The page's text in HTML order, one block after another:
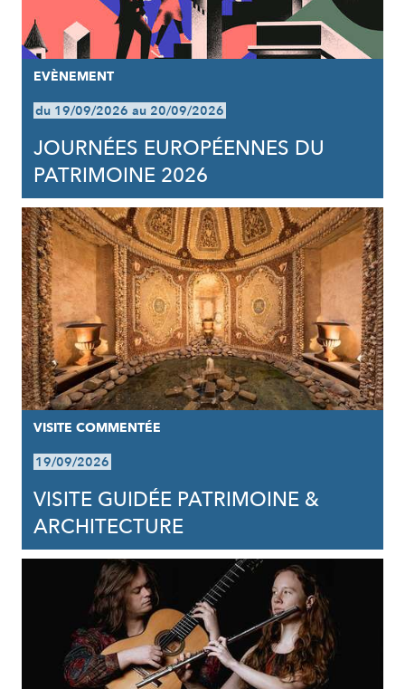
EVÈNEMENT
du 19/09/2026 au 20/09/2026
JOURNÉES EUROPÉENNES DU
PATRIMOINE 2026
VISITE COMMENTÉE
19/09/2026
VISITE GUIDÉE PATRIMOINE &
ARCHITECTURE